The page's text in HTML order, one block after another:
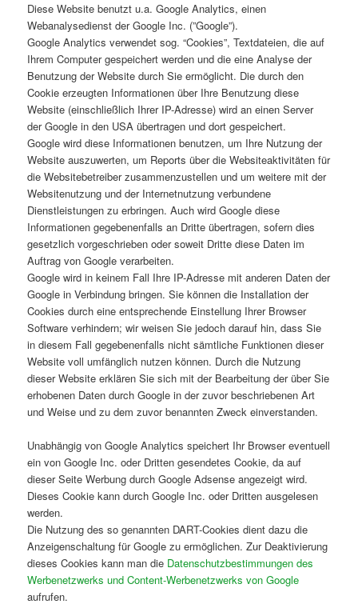
Diese Website benutzt u.a. Google Analytics, einen
Webanalysedienst der Google Inc. (”Google”).
Google Analytics verwendet sog. “Cookies”, Textdateien, die auf
Ihrem Computer gespeichert werden und die eine Analyse der
Benutzung der Website durch Sie ermöglicht. Die durch den
Cookie erzeugten Informationen über Ihre Benutzung diese
Website (einschließlich Ihrer IP-Adresse) wird an einen Server
der Google in den USA übertragen und dort gespeichert.
Google wird diese Informationen benutzen, um Ihre Nutzung der
Website auszuwerten, um Reports über die Websiteaktivitäten für
die Websitebetreiber zusammenzustellen und um weitere mit der
Websitenutzung und der Internetnutzung verbundene
Dienstleistungen zu erbringen. Auch wird Google diese
Informationen gegebenenfalls an Dritte übertragen, sofern dies
gesetzlich vorgeschrieben oder soweit Dritte diese Daten im
Auftrag von Google verarbeiten.
Google wird in keinem Fall Ihre IP-Adresse mit anderen Daten der
Google in Verbindung bringen. Sie können die Installation der
Cookies durch eine entsprechende Einstellung Ihrer Browser
Software verhindern; wir weisen Sie jedoch darauf hin, dass Sie
in diesem Fall gegebenenfalls nicht sämtliche Funktionen dieser
Website voll umfänglich nutzen können. Durch die Nutzung
dieser Website erklären Sie sich mit der Bearbeitung der über Sie
erhobenen Daten durch Google in der zuvor beschriebenen Art
und Weise und zu dem zuvor benannten Zweck einverstanden.
Unabhängig von Google Analytics speichert Ihr Browser eventuell
ein von Google Inc. oder Dritten gesendetes Cookie, da auf
dieser Seite Werbung durch Google Adsense angezeigt wird.
Dieses Cookie kann durch Google Inc. oder Dritten ausgelesen
werden.
Die Nutzung des so genannten DART-Cookies dient dazu die
Anzeigenschaltung für Google zu ermöglichen. Zur Deaktivierung
dieses Cookies kann man die Datenschutzbestimmungen des
Werbenetzwerks und Content-Werbenetzwerks von Google
aufrufen.